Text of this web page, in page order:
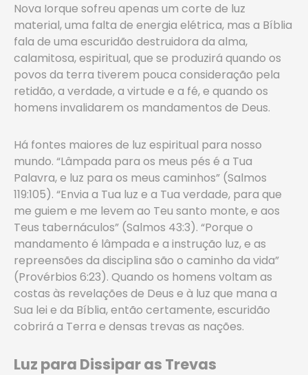
Nova Iorque sofreu apenas um corte de luz
material, uma falta de energia elétrica, mas a Bíblia
fala de uma escuridão destruidora da alma,
calamitosa, espiritual, que se produzirá quando os
povos da terra tiverem pouca consideração pela
retidão, a verdade, a virtude e a fé, e quando os
homens invalidarem os mandamentos de Deus.
Há fontes maiores de luz espiritual para nosso
mundo. “Lâmpada para os meus pés é a Tua
Palavra, e luz para os meus caminhos” (Salmos
119:105). “Envia a Tua luz e a Tua verdade, para que
me guiem e me levem ao Teu santo monte, e aos
Teus tabernáculos” (Salmos 43:3). “Porque o
mandamento é lâmpada e a instrução luz, e as
repreensões da disciplina são o caminho da vida”
(Provérbios 6:23). Quando os homens voltam as
costas às revelações de Deus e à luz que mana a
Sua lei e da Bíblia, então certamente, escuridão
cobrirá a Terra e densas trevas as nações.
Luz para Dissipar as Trevas